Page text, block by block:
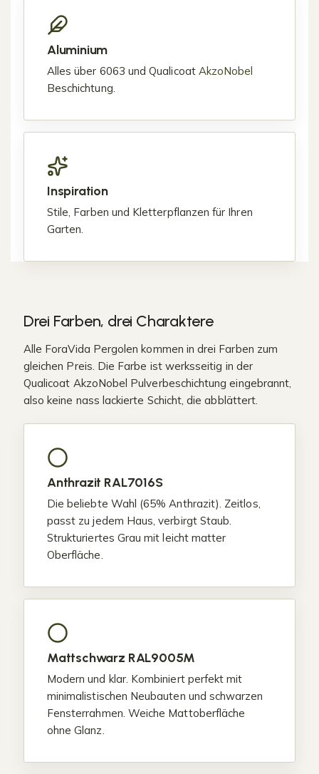
Aluminium
Alles über 6063 und Qualicoat AkzoNobel
Beschichtung.
Inspiration
Stile, Farben und Kletterpflanzen für Ihren
Garten.
Drei Farben, drei Charaktere
Alle ForaVida Pergolen kommen in drei Farben zum
gleichen Preis. Die Farbe ist werksseitig in der
Qualicoat AkzoNobel Pulverbeschichtung eingebrannt,
also keine nass lackierte Schicht, die abblättert.
Anthrazit RAL7016S
Die beliebte Wahl (65% Anthrazit). Zeitlos,
passt zu jedem Haus, verbirgt Staub.
Strukturiertes Grau mit leicht matter
Oberfläche.
Mattschwarz RAL9005M
Modern und klar. Kombiniert perfekt mit
minimalistischen Neubauten und schwarzen
Fensterrahmen. Weiche Mattoberfläche
ohne Glanz.